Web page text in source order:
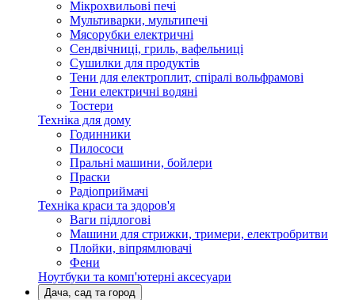
Мікрохвильові печі
Мультиварки, мультипечі
Мясорубки електричні
Сендвічниці, гриль, вафельниці
Сушилки для продуктів
Тени для електроплит, спіралі вольфрамові
Тени електричні водяні
Тостери
Техніка для дому
Годинники
Пилососи
Пральні машини, бойлери
Праски
Радіоприймачі
Техніка краси та здоров'я
Ваги підлогові
Машини для стрижки, тримери, електробритви
Плойки, віпрямлювачі
Фени
Ноутбуки та комп'ютерні аксесуари
Дача, сад та город